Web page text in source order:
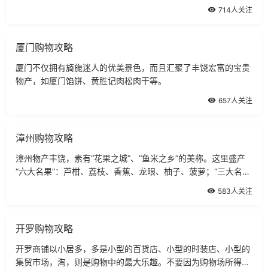
714人关注
厦门购物攻略
厦门不仅拥有旖旎迷人的优美景色，而且汇聚了丰饶宏富的宝贵
物产，如厦门馅饼、黄胜记肉松肉干等。
657人关注
漳州购物攻略
漳州物产丰饶，素有“花果之城”、“鱼米之乡”的美称。这里盛产
“六大名果”：芦柑、荔枝、香蕉、龙眼、柚子、菠萝；“三大名
583人关注
开罗购物攻略
开罗商铺以小居多，多是小型的百货店、小型的时装店、小型的
集贸市场，淘，则是购物中的最大乐趣。不要因为购物场所得狭